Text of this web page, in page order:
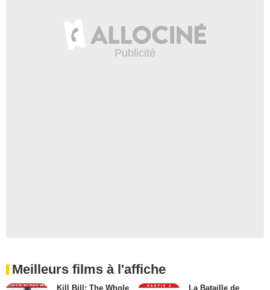
Meilleurs films à l'affiche
Kill Bill: The Whole La Bataille de